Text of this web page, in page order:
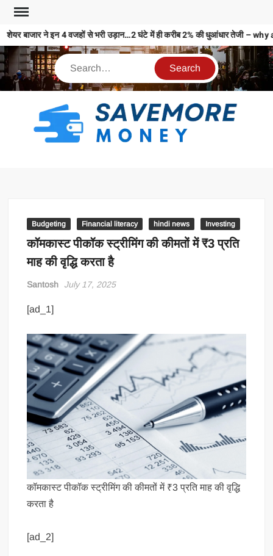
शेयर बाजार ने इन 4 वजहों से भरी उड़ान…2 घंटे में ही करीब 2% की धुआंधार
Budgeting Financial literacy hindi news Investing
कॉमकास्ट पीकॉक स्ट्रीमिंग की कीमतों में ₹3 प्रति
माह की वृद्धि करता है
Santosh July 17, 2025
[ad_1]
कॉमकास्ट पीकॉक स्ट्रीमिंग की कीमतों में ₹3 प्रति माह की वृद्धि
करता है
[ad_2]